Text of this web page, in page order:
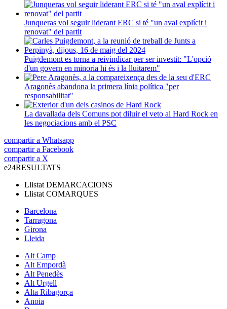
Junqueras vol seguir liderant ERC si té "un aval explícit i
renovat" del partit
Puigdemont es torna a reivindicar per ser investit: "L'opció
d'un govern en minoria hi és i la lluitarem"
Aragonès abandona la primera línia política "per
responsabilitat"
La davallada dels Comuns pot diluir el veto al Hard Rock en
les negociacions amb el PSC
compartir a Whatsapp
compartir a Facebook
compartir a X
e24RESULTATS
Llistat DEMARCACIONS
Llistat COMARQUES
Barcelona
Tarragona
Girona
Lleida
Alt Camp
Alt Empordà
Alt Penedès
Alt Urgell
Alta Ribagorça
Anoia